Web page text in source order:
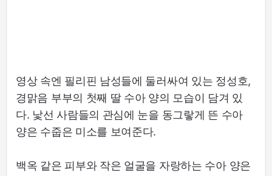
영상 속엔 필리핀 남성들에 둘러싸여 있는 정성호,
경맑음 부부의 첫째 딸 수아 양의 모습이 담겨 있
다. 낯선 사람들의 관심에 눈을 동그랗게 뜬 수아
양은 수줍은 미소를 보여준다.
백옥 같은 피부와 작은 얼굴을 자랑하는 수아 양은